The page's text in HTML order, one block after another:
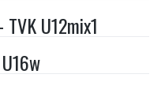
U12mix1